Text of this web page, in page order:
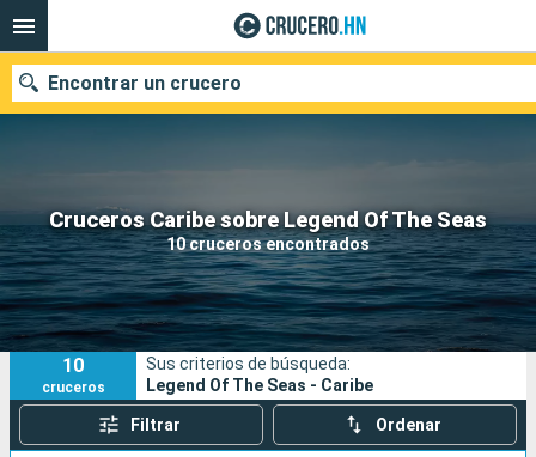
Cruceros Caribe sobre Legend Of The Seas
10 cruceros encontrados
Encontrar un crucero
Nuestros destinos
Fecha de salida
Puertos Compañías
Buscar
10
cruceros
Sus criterios de búsqueda:
Legend Of The Seas - Caribe
Filtrar Ordenar